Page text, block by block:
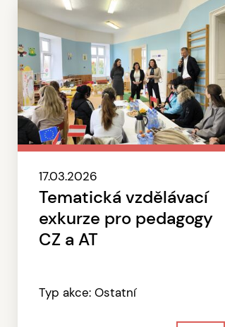
17.03.2026
Tematická vzdělávací
exkurze pro pedagogy
CZ a AT
Typ akce: Ostatní